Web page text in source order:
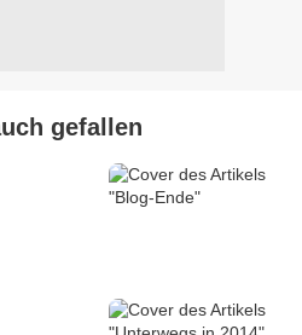
gefallen